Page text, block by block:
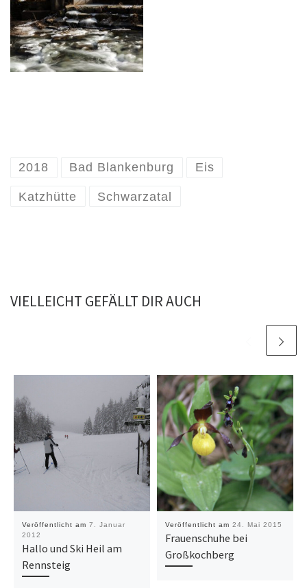
2018 Bad Blankenburg Eis
Katzhütte Schwarzatal
VIELLEICHT GEFÄLLT DIR AUCH
Veröffentlicht am 7. Januar
2012
Hallo und Ski Heil am
Rennsteig
Veröffentlicht am 24. Mai 2015
Frauenschuhe bei
Großkochberg